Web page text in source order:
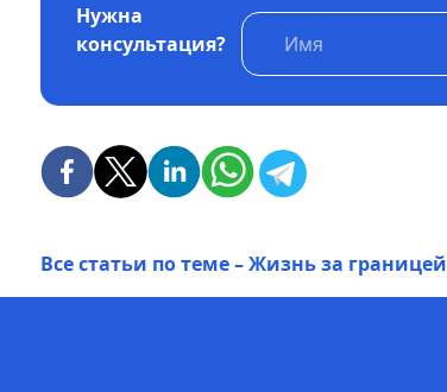
Нужна
консультация?
Все статьи по теме – Жизнь за границей